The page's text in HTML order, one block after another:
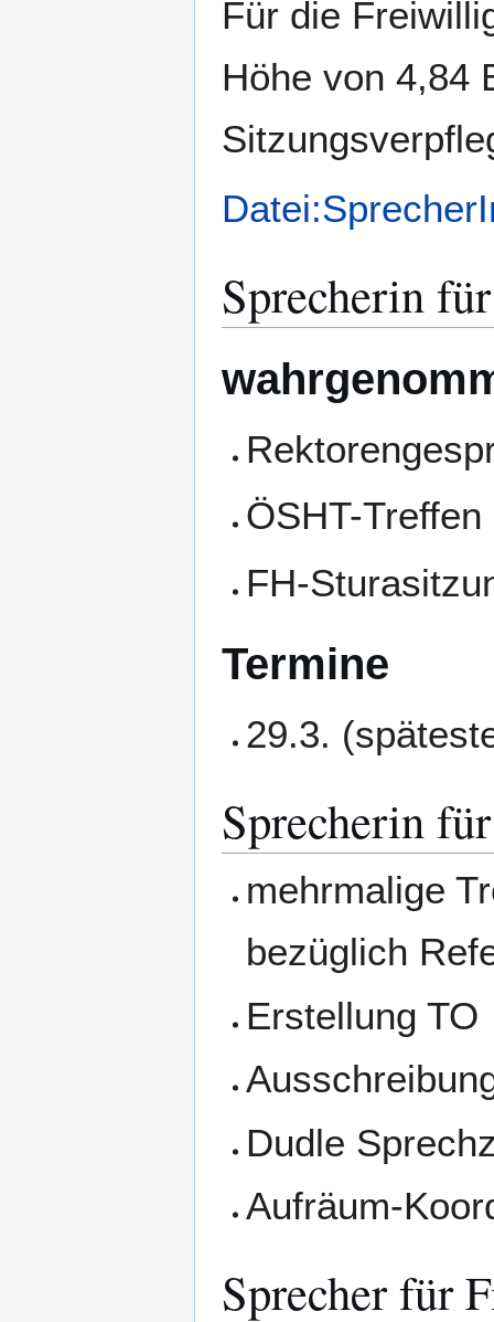
Für die
Höhe von 4,84
Sprecherin
ÖSHT-Treffen
FH-
Termine
29.3.
Sprecherin
mehrmalige
bezüglich
Erstellung TO
Dudle
Aufräum-
Sprecher für